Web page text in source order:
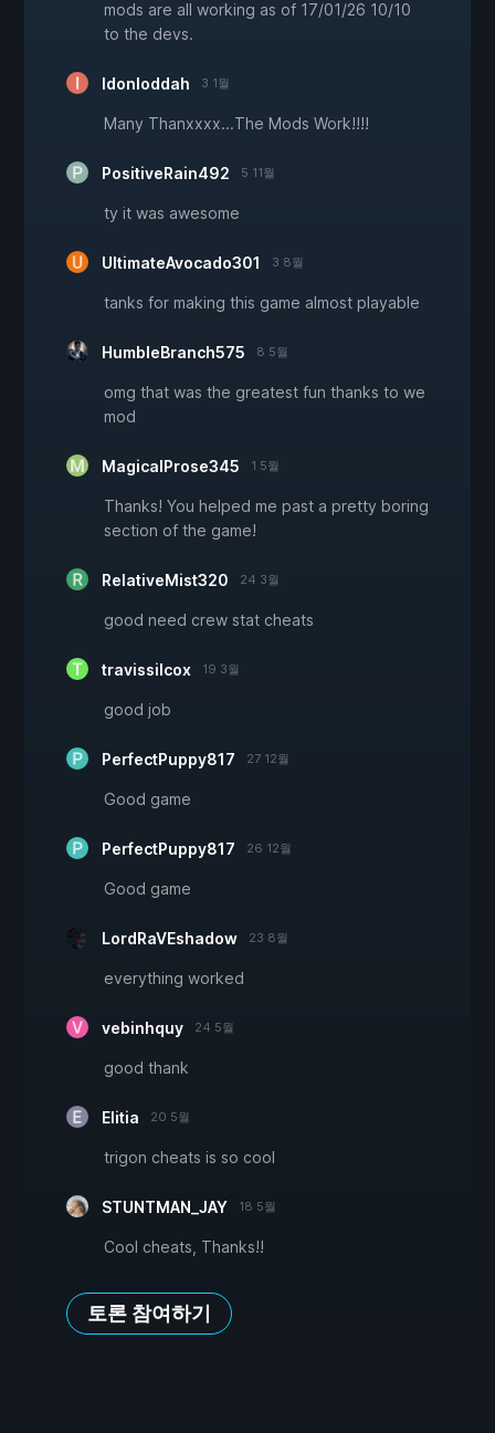
mods are all working as of 17/01/26 10/10
to the devs.
Idonloddah 3 1월
Many Thanxxxx...The Mods Work!!!!
PositiveRain492 5 11월
ty it was awesome
UltimateAvocado301 3 8월
tanks for making this game almost playable
HumbleBranch575 8 5월
omg that was the greatest fun thanks to we
mod
MagicalProse345 1 5월
Thanks! You helped me past a pretty boring
section of the game!
RelativeMist320 24 3월
good need crew stat cheats
travissilcox 19 3월
good job
PerfectPuppy817 27 12월
Good game
PerfectPuppy817 26 12월
Good game
LordRaVEshadow 23 8월
everything worked
vebinhquy 24 5월
good thank
Elitia 20 5월
trigon cheats is so cool
STUNTMAN_JAY 18 5월
Cool cheats, Thanks!!
토론 참여하기